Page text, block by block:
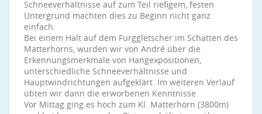
Schneeverhältnisse auf zum Teil riefigem, festen
Untergrund machten dies zu Beginn nicht ganz
einfach.
Bei einem Halt auf dem Furggletscher im Schatten des
Matterhorns, wurden wir von André über die
Erkennungsmerkmale von Hangexpositionen,
unterschiedliche Schneeverhältnisse und
Hauptwindrichtungen aufgeklärt. Im weiteren Verlauf
übten wir dann die erworbenen Kenntnisse.
Vor Mittag ging es hoch zum Kl. Matterhorn (3800m)